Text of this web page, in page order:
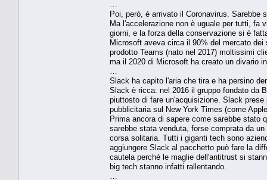
Poi, però, è arrivato il Coronavirus. Sarebbe
Ma l'accelerazione non è uguale per tutti, fa
giorni, e la forza della conservazione si è
Microsoft aveva circa il 90% del mercato
prodotto Teams (nato nel 2017) moltissimi
ma il 2020 di Microsoft ha creato un divario
Slack ha capito l'aria che tira e ha persino
Slack è ricca: nel 2016 il gruppo fondato da
piuttosto di fare un'acquisizione. Slack
pubblicitaria sul New York Times (come
Prima ancora di sapere come sarebbe stato
sarebbe stata venduta, forse comprata da
corsa solitaria. Tutti i giganti tech sono
aggiungere Slack al pacchetto può fare la
cautela perché le maglie dell'antitrust si
big tech stanno infatti rallentando.